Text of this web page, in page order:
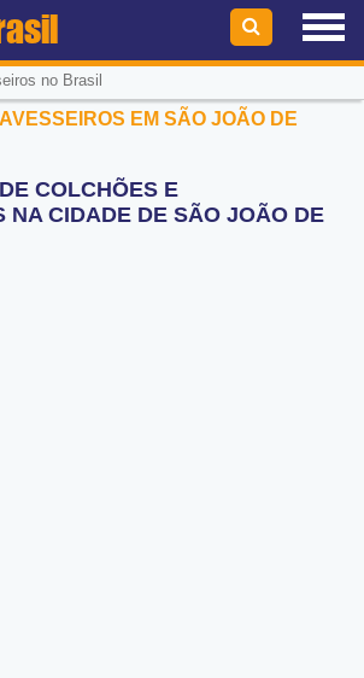
no Brasil
EM SÃO JOÃO DE
COLCHÕES E
NA CIDADE DE SÃO JOÃO DE